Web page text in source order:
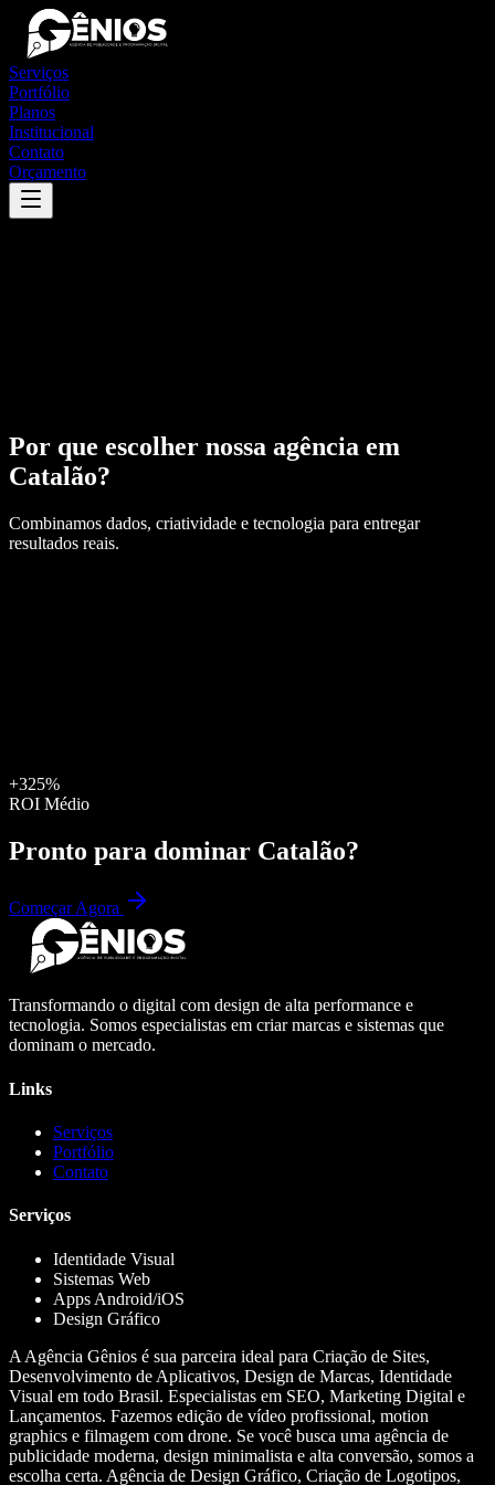
Serviços
Portfólio
Planos
Institucional
Contato
Orçamento
Por que escolher nossa agência em
Catalão?
Combinamos dados, criatividade e tecnologia para entregar
resultados reais.
+325%
ROI Médio
Pronto para dominar Catalão?
Começar Agora
Transformando o digital com design de alta performance e
tecnologia. Somos especialistas em criar marcas e sistemas que
dominam o mercado.
Links
Serviços
Portfólio
Contato
Serviços
Identidade Visual
Sistemas Web
Apps Android/iOS
Design Gráfico
A Agência Gênios é sua parceira ideal para Criação de Sites,
Desenvolvimento de Aplicativos, Design de Marcas, Identidade
Visual em todo Brasil. Especialistas em SEO, Marketing Digital e
Lançamentos. Fazemos edição de vídeo profissional, motion
graphics e filmagem com drone. Se você busca uma agência de
publicidade moderna, design minimalista e alta conversão, somos a
escolha certa. Agência de Design Gráfico, Criação de Logotipos,